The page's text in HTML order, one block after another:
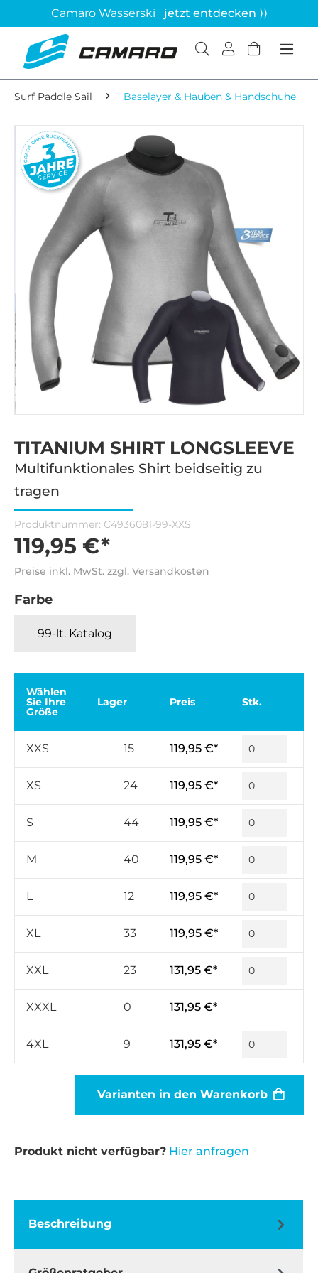
Camaro Wasserski jetzt entdecken ⟩⟩
Surf Paddle Sail Baselayer & Hauben & Handschuhe
TITANIUM SHIRT LONGSLEEVE
Multifunktionales Shirt beidseitig zu
tragen
Produktnummer: C4936081-99-XXS
119,95 €*
Preise inkl. MwSt. zzgl. Versandkosten
Farbe
99-lt. Katalog
Wählen
Sie Ihre
Größe
Lager Preis Stk.
XXS 15 119,95 €*
XS 24 119,95 €*
S 44 119,95 €*
M 40 119,95 €*
L 12 119,95 €*
XL 33 119,95 €*
XXL 23 131,95 €*
XXXL 0 131,95 €*
4XL 9 131,95 €*
Varianten in den Warenkorb
Produkt nicht verfügbar? Hier anfragen
Beschreibung